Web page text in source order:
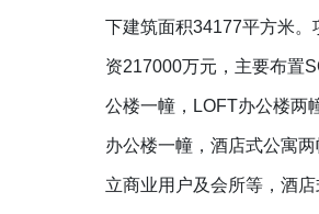
下建筑面积34177平方米。
资217000万元，主要布置
公楼一幢，LOFT办公楼两
办公楼一幢，酒店式公寓两
立商业用户及会所等，酒店